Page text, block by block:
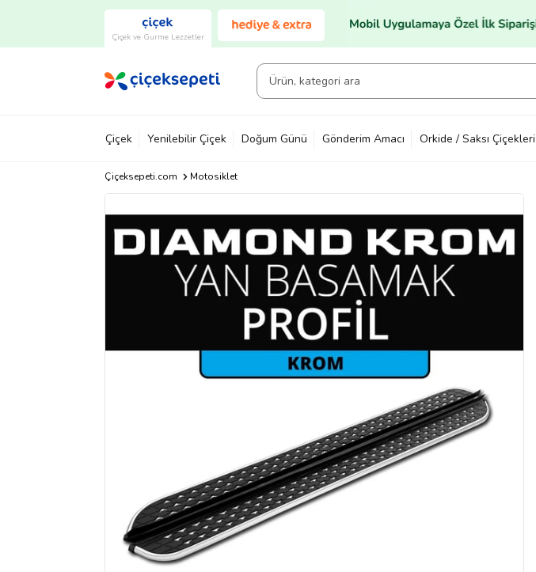
Çiçek ve Gurme Lezzetler
Çiçek Yenilebilir Çiçek Doğum Günü Gönderim Amacı Orkide / Saksı Çiçekleri
Çiçeksepeti.com Motosiklet